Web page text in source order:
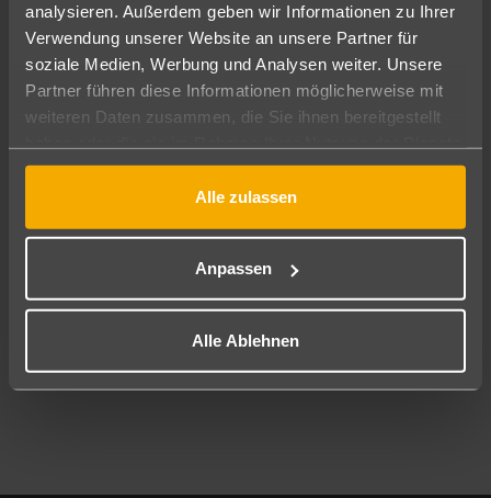
analysieren. Außerdem geben wir Informationen zu Ihrer
Verwendung unserer Website an unsere Partner für
soziale Medien, Werbung und Analysen weiter. Unsere
Partner führen diese Informationen möglicherweise mit
weiteren Daten zusammen, die Sie ihnen bereitgestellt
gesammelt haben.
Alle zulassen
Anpassen
Alle Ablehnen
Pauschal Nur Hotel
Abflughafen
Reisezeitraum
09.08.26–07.08.27 7-21 Nächte
2 Erwachsene Keine Kinder